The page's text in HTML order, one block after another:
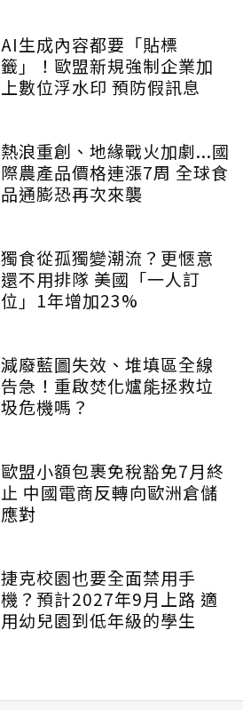
AI生成內容都要「貼標
籤」！歐盟新規強制企業加
上數位浮水印 預防假訊息
熱浪重創、地緣戰火加劇...國
際農產品價格連漲7周 全球食
品通膨恐再次來襲
獨食從孤獨變潮流？更愜意
還不用排隊 美國「一人訂
位」1年增加23%
減廢藍圖失效、堆填區全線
告急！重啟焚化爐能拯救垃
圾危機嗎？
歐盟小額包裹免稅豁免7月終
止 中國電商反轉向歐洲倉儲
應對
捷克校園也要全面禁用手
機？預計2027年9月上路 適
用幼兒園到低年級的學生